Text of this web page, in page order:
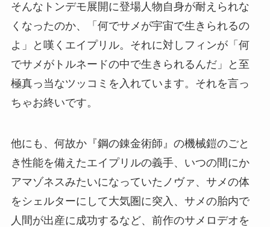
そんなトンデモ展開に登場人物自身が耐えられな
くなったのか、「何でサメが宇宙で生きられるの
よ」と嘆くエイプリル。それに対しフィンが「何
でサメがトルネードの中で生きられるんだ」と至
極真っ当なツッコミを入れています。それを言っ
ちゃお終いです。
他にも、何故か『鋼の錬金術師』の機械鎧のごと
き性能を備えたエイプリルの義手、いつの間にか
アマゾネスみたいになっていたノヴァ、サメの体
をシェルターにして大気圏に突入、サメの胎内で
人間が出産に成功するなど、前作のサメロデオを